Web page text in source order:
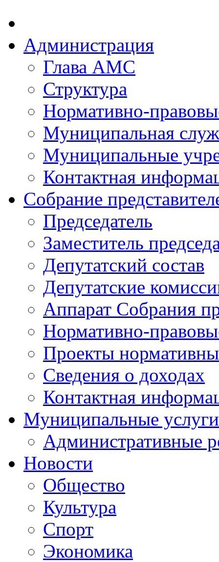
Администрация
Глава АМС
Структура
Нормативно-
Муниципальная
Муниципальные
Контактная
Собрание
Председатель
Заместитель
Депутатский состав
Депутатские
Аппарат Собрания
Нормативно-
Проекты
Сведения о доходах
Контактная
Муниципальные услуги
Административные
Новости
Общество
Культура
Спорт
Экономика